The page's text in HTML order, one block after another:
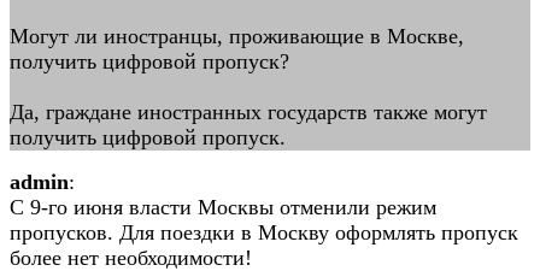
Могут ли иностранцы, проживающие в Москве,
получить цифровой пропуск?
Да, граждане иностранных государств также могут
получить цифровой пропуск.
admin:
C 9-го июня власти Москвы отменили режим
пропусков. Для поездки в Москву оформлять пропуск
более нет необходимости!